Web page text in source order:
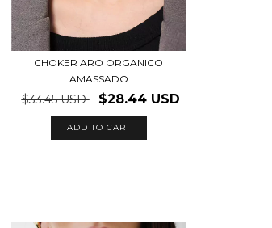
CHOKER ARO ORGANICO
AMASSADO
$33.45 USD $28.44 USD
ADD TO CART